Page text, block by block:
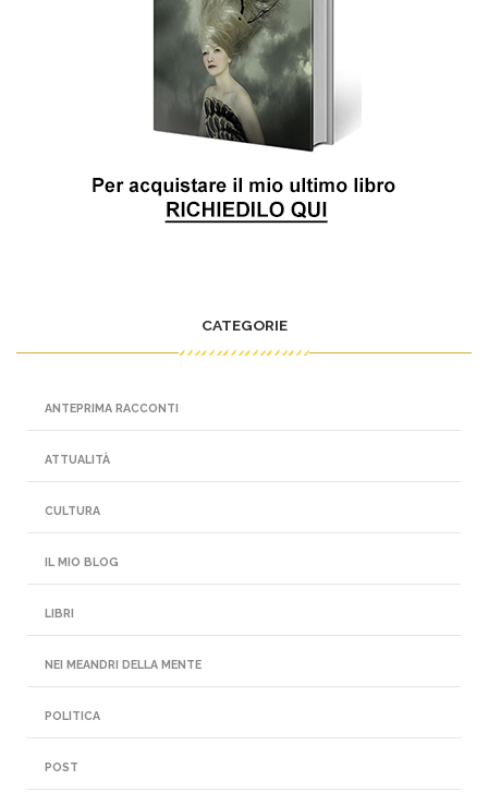
CATEGORIE
ANTEPRIMA RACCONTI
ATTUALITÀ
CULTURA
IL MIO BLOG
LIBRI
NEI MEANDRI DELLA MENTE
POLITICA
POST